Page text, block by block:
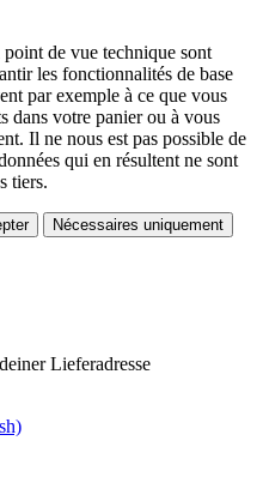
de vue technique sont
les fonctionnalités de base
par exemple à ce que vous
dans votre panier ou à vous
Il ne nous est pas possible de
qui en résultent ne sont
tiers.
Nécessaires uniquement
Lieferadresse